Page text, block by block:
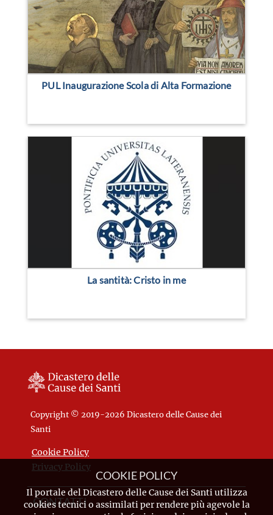
PUL Inaugurazione Scola di Alta Formazione
La santità: Cristo in me
Copyright © 2019-2026 Dicastero delle Cause dei
Santi
Cookie Policy
Privacy Policy
CONTATTI
COOKIE POLICY
Il portale del Dicastero delle Cause dei Santi utilizza
cookies tecnici o assimilati per rendere più agevole la